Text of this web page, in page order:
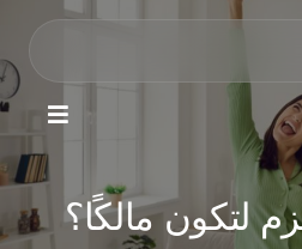

لتكون مالكًا؟